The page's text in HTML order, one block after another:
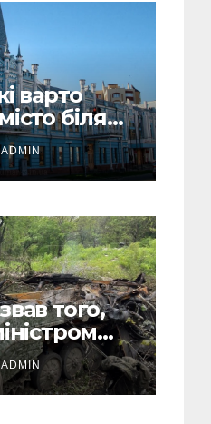
варто
біля
парки
ADMIN
того,
і
інакше